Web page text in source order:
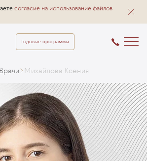
согласие на использование файлов
Годовые программы
Врачи Михайлова Ксения